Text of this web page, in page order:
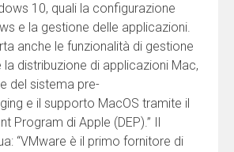
10, quali la configurazione
e la gestione delle applicazioni.
anche le funzionalità di gestione
distribuzione di applicazioni Mac,
del sistema pre-
e il supporto MacOS tramite il
Program di Apple (DEP).” Il
“VMware è il primo fornitore di